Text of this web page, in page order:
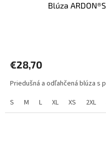
Blúza
€28,70
Priedušná a odľahčená blúza s
S
M L XL XS 2XL